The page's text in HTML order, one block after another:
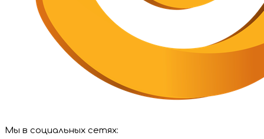
Мы в социальных сетях: